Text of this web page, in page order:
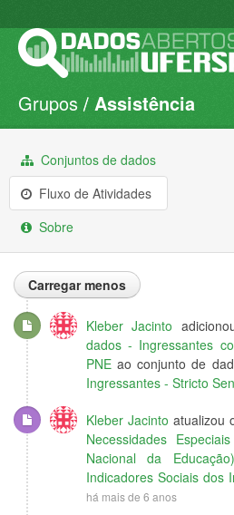
Conjuntos de dados
Organizações
Grupos
Sobre
Grupos Assistência
Conjuntos de dados
Fluxo de Atividades
Sobre
Carregar menos
Kleber Jacinto
dados - Ingressantes
PNE ao conjunto de
Ingressantes - Stricto
Kleber Jacinto atualizou
Necessidades
Nacional da Educação)
Indicadores Sociais dos
há mais de 6 anos